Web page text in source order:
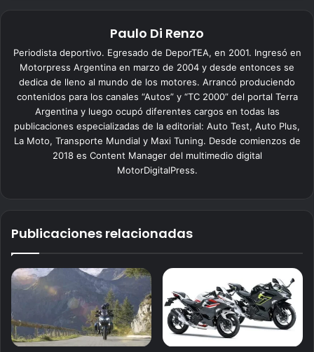
Paulo Di Renzo
Periodista deportivo. Egresado de DeporTEA, en 2001. Ingresó en
Motorpress Argentina en marzo de 2004 y desde entonces se
dedica de lleno al mundo de los motores. Arrancó produciendo
contenidos para los canales “Autos” y “TC 2000” del portal Terra
Argentina y luego ocupó diferentes cargos en todas las
publicaciones especializadas de la editorial: Auto Test, Auto Plus,
La Moto, Transporte Mundial y Maxi Tuning. Desde comienzos de
2018 es Content Manager del multimedio digital
MotorDigitalPress.
Publicaciones relacionadas